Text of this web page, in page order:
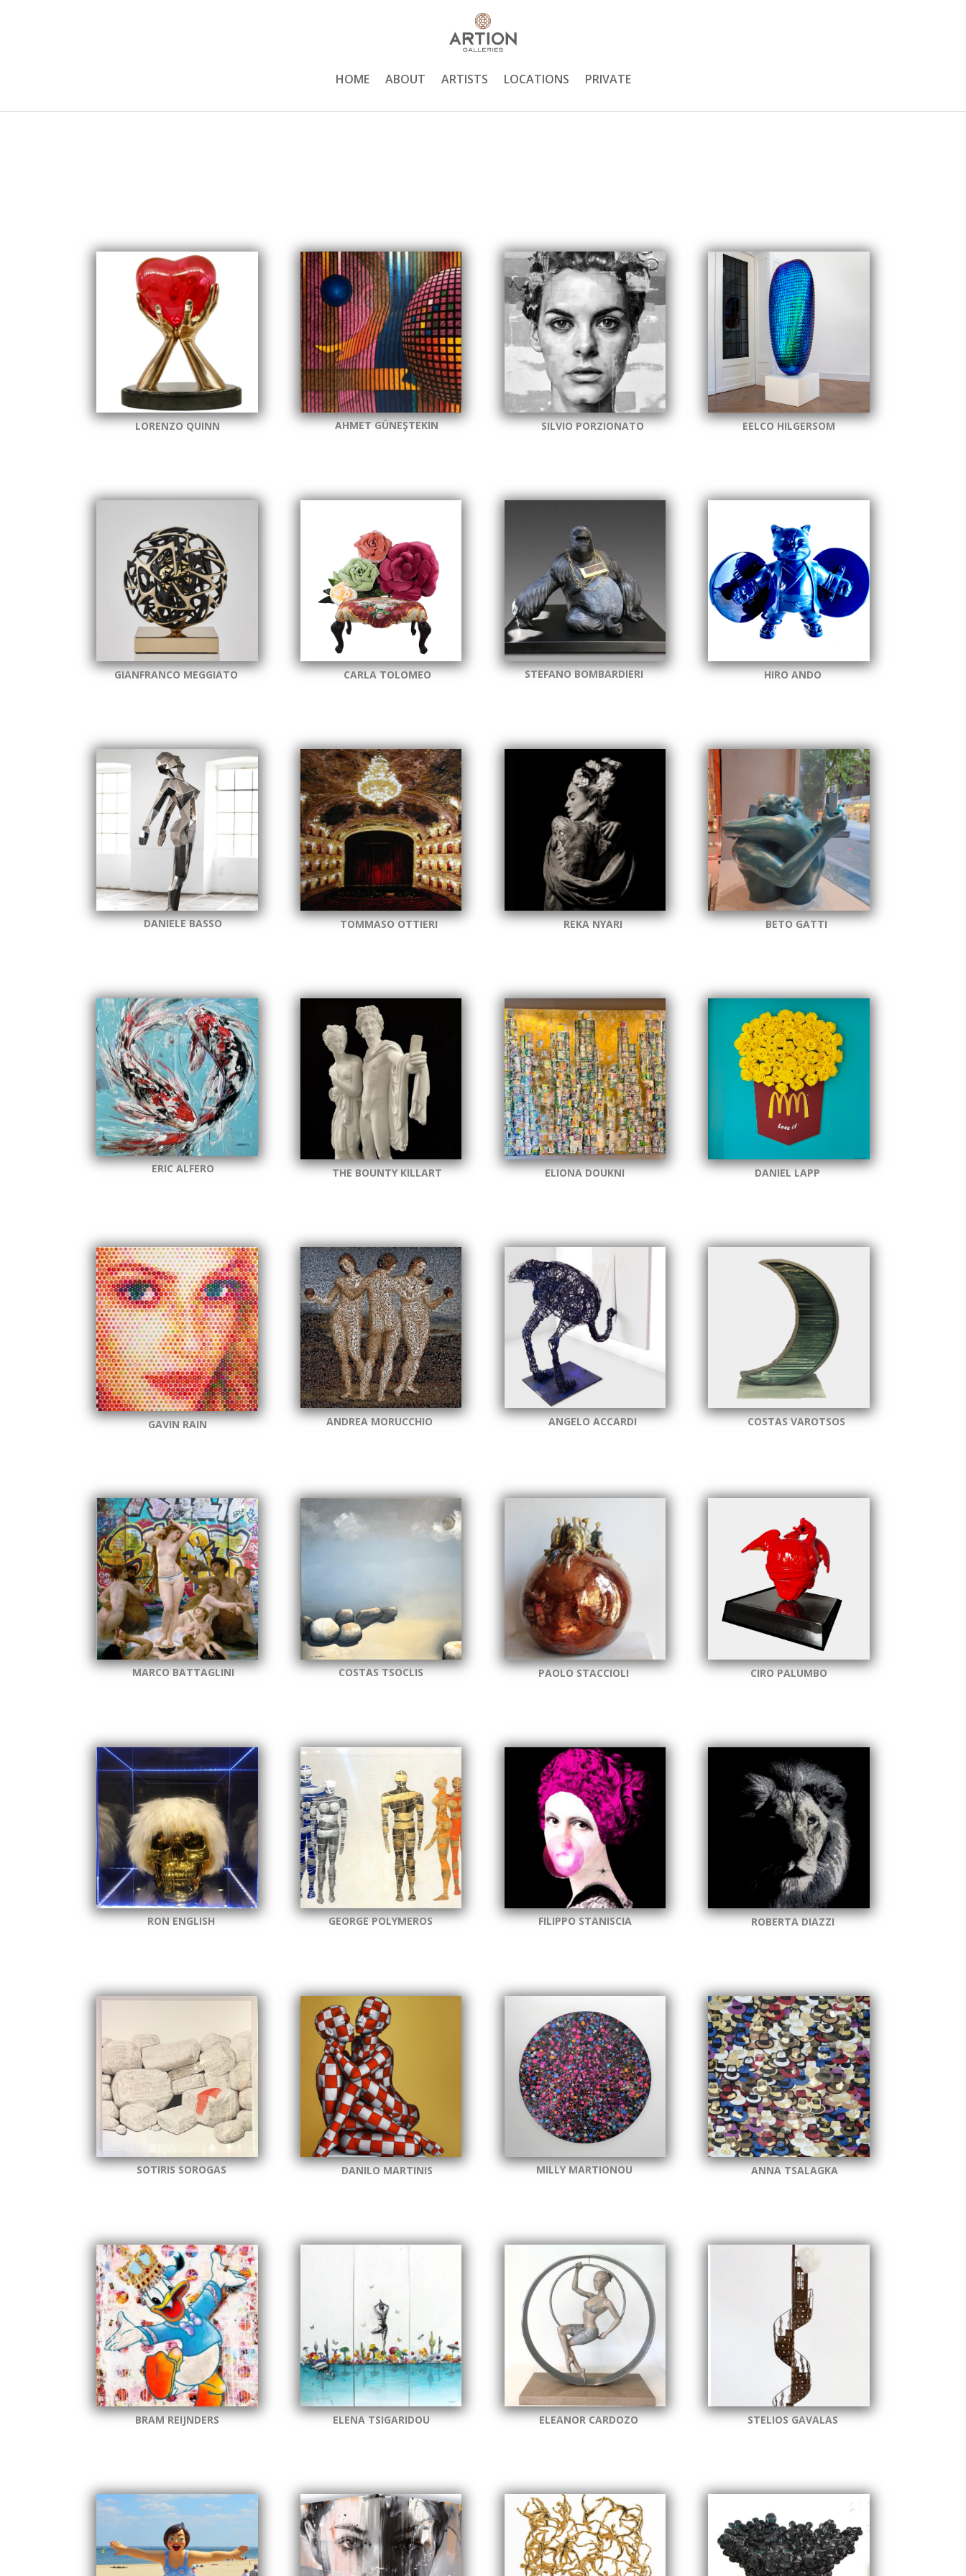
HOME ABOUT ARTISTS LOCATIONS PRIVATE
LORENZO QUINN AHMET GÜNEŞTEKIN SILVIO PORZIONATO EELCO HILGERSOM
GIANFRANCO MEGGIATO CARLA TOLOMEO STEFANO BOMBARDIERI HIRO ANDO
DANIELE BASSO TOMMASO OTTIERI REKA NYARI BETO GATTI
ERIC ALFERO THE BOUNTY KILLART ELIONA DOUKNI DANIEL LAPP
GAVIN RAIN ANDREA MORUCCHIO ANGELO ACCARDI COSTAS VAROTSOS
MARCO BATTAGLINI COSTAS TSOCLIS PAOLO STACCIOLI CIRO PALUMBO
RON ENGLISH GEORGE POLYMEROS FILIPPO STANISCIA ROBERTA DIAZZI
SOTIRIS SOROGAS DANILO MARTINIS MILLY MARTIONOU ANNA TSALAGKA
BRAM REIJNDERS ELENA TSIGARIDOU ELEANOR CARDOZO STELIOS GAVALAS